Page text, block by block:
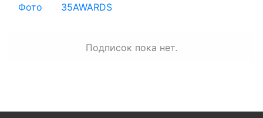
Фото 35AWARDS
Подписок пока нет.